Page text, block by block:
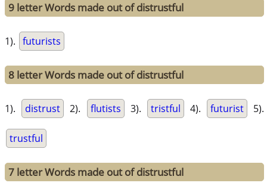
9 letter Words made out of distrustful
1). futurists
8 letter Words made out of distrustful
1). distrust 2). flutists 3). tristful 4). futurist 5).
trustful
7 letter Words made out of distrustful